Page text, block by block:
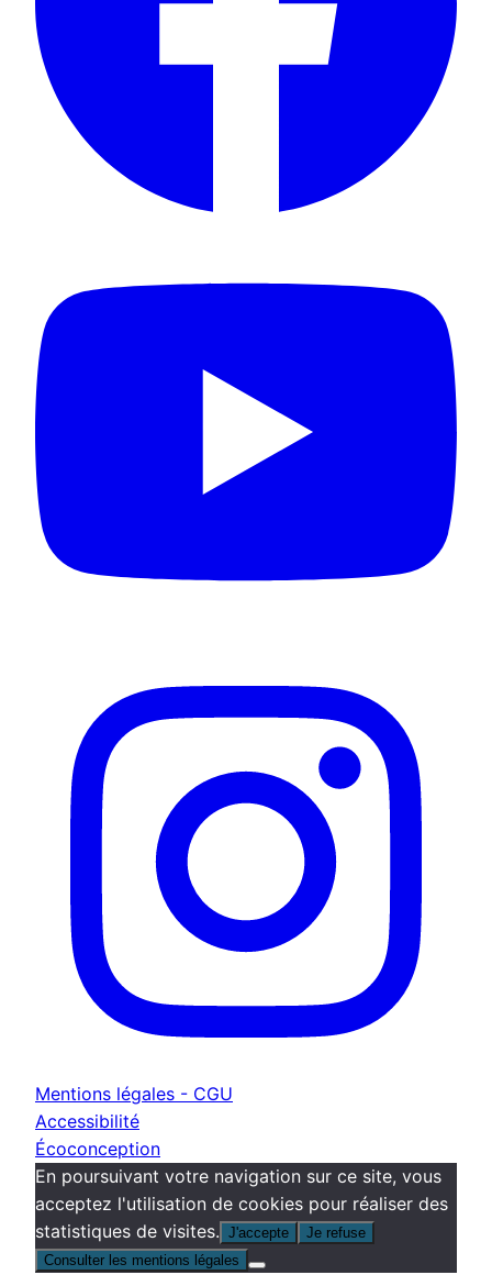
Mentions légales - CGU
Accessibilité
Écoconception
En poursuivant votre navigation sur ce site, vous
acceptez l'utilisation de cookies pour réaliser des
statistiques de visites. J'accepte
Je refuse
Consulter les mentions légales